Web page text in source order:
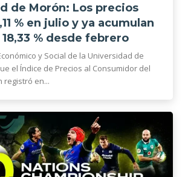
de Morón: Los precios
% en julio y ya acumulan
% desde febrero
y Social de la Universidad de
el Índice de Precios al Consumidor del
registró en...